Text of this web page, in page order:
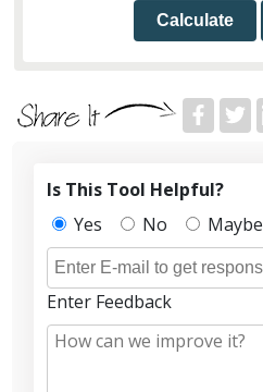
Calculate
Is This Tool Helpful?
Yes
No Maybe
Enter Feedback